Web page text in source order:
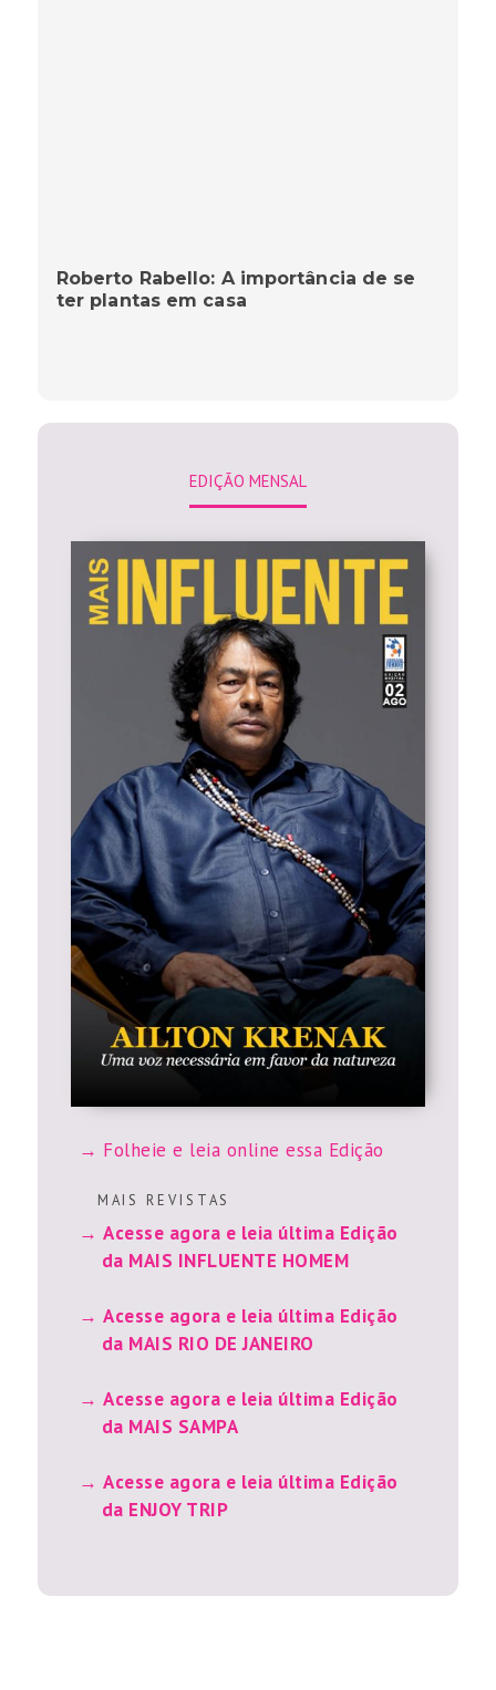
Roberto Rabello: A importância de se
ter plantas em casa
EDIÇÃO MENSAL
Folheie e leia online essa Edição
M A I S R E V I S T A S
Acesse agora e leia última Edição
da MAIS INFLUENTE HOMEM
Acesse agora e leia última Edição
da MAIS RIO DE JANEIRO
Acesse agora e leia última Edição
da MAIS SAMPA
Acesse agora e leia última Edição
da ENJOY TRIP